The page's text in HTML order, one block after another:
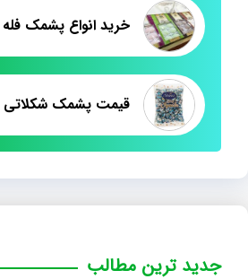
خرید انواع پشمک فله
قیمت پشمک شکلاتی
جدید ترین مطالب